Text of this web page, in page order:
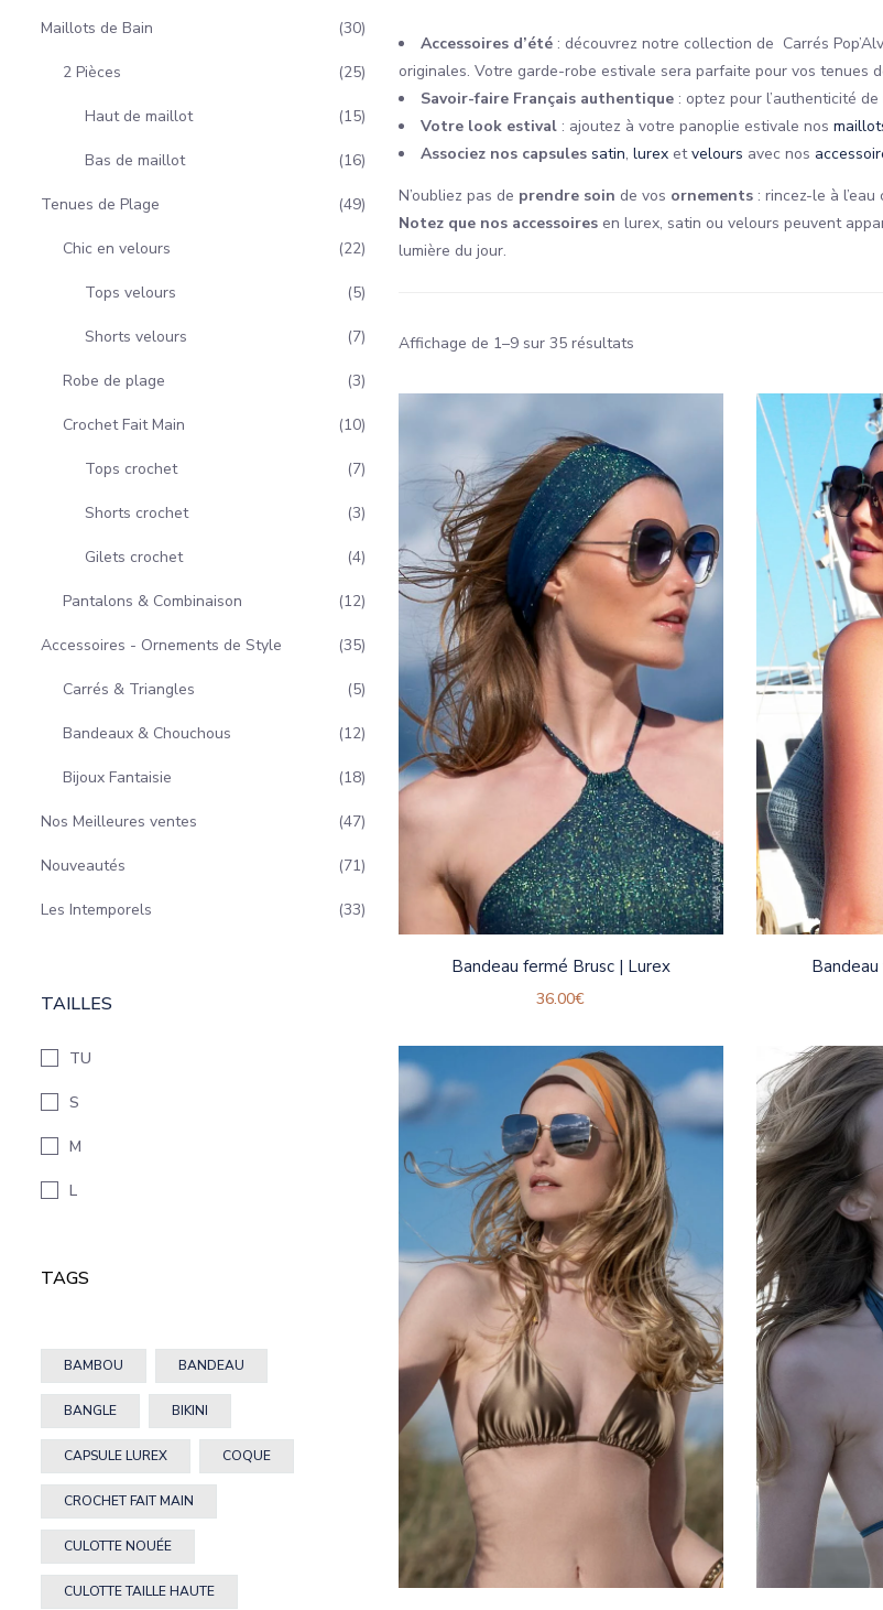
Maillots de Bain 30
2 Pièces 25
Haut de maillot 15
Bas de maillot 16
Tenues de Plage 49
Chic en velours 22
Tops velours 5
Shorts velours 7
Robe de plage 3
Crochet Fait Main 10
Tops crochet 7
Shorts crochet 3
Gilets crochet 4
Pantalons & Combinaison 12
Accessoires - Ornements de Style 35
Carrés & Triangles 5
Bandeaux & Chouchous 12
Bijoux Fantaisie 18
Nos Meilleures ventes 47
Nouveautés 71
Les Intemporels 33
TAILLES
TU
S
M
L
TAGS
BAMBOU BANDEAU
BANGLE BIKINI
CAPSULE LUREX COQUE
CROCHET FAIT MAIN
CULOTTE NOUÉE
CULOTTE TAILLE HAUTE
Accessoires d’été : découvrez notre collection de Carrés
originales. Votre garde-robe estivale sera parfaite pour vos tenues
Savoir-faire Français authentique : optez pour l’authenticité
Votre look estival : ajoutez à votre panoplie estivale nos
Associez nos capsules satin, lurex etvelours avec nos
N’oubliez pas de prendre soin de vos ornements : rincez-le à
Notez que nos accessoires en lurex, satin ou velours peuvent
lumière du jour.
Affichage de 1–9 sur 35 résultats
Bandeau fermé Brusc | Lurex
36.00€